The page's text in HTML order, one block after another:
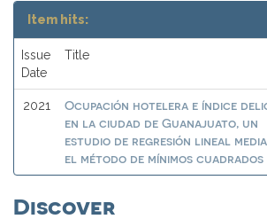
Item hits:
Issue
Date
Title
2021
Ocupación hotelera e índice
en la ciudad de Guanajuato, un
estudio de regresión lineal
el método de mínimos cuadrados
Discover